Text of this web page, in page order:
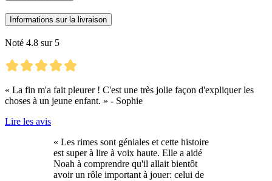
Informations sur la livraison
Noté 4.8 sur 5
« La fin m'a fait pleurer ! C'est une très jolie façon d'expliquer les
choses à un jeune enfant. » - Sophie
Lire les avis
« Les rimes sont géniales et cette histoire
est super à lire à voix haute. Elle a aidé
Noah à comprendre qu'il allait bientôt
avoir un rôle important à jouer: celui de